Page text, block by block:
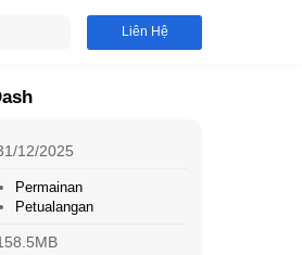
Liên Hệ
12/2025
Permainan
Petualangan